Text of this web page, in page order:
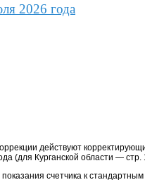
2026 года
действуют
(для Курганской области — стр.
счетчика к стандартным